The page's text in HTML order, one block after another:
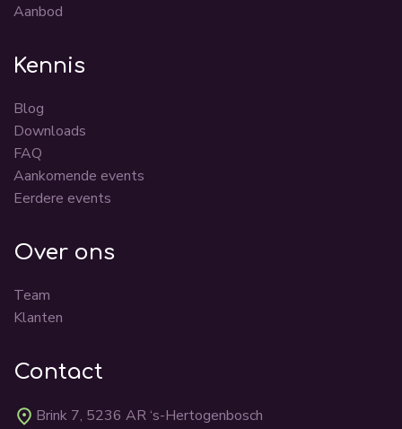
Aanbod
Kennis
Blog
Downloads
FAQ
Aankomende events
Eerdere events
Over ons
Team
Klanten
Contact
Brink 7, 5236 AR ‘s-Hertogenbosch